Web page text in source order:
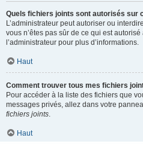
Quels fichiers joints sont autorisés sur
L’administrateur peut autoriser ou
vous n’êtes pas sûr de ce qui est
l’administrateur pour plus d’informations.
Haut
Comment trouver tous mes fichiers
Pour accéder à la liste des fichiers que
messages privés, allez dans votre
fichiers joints.
Haut